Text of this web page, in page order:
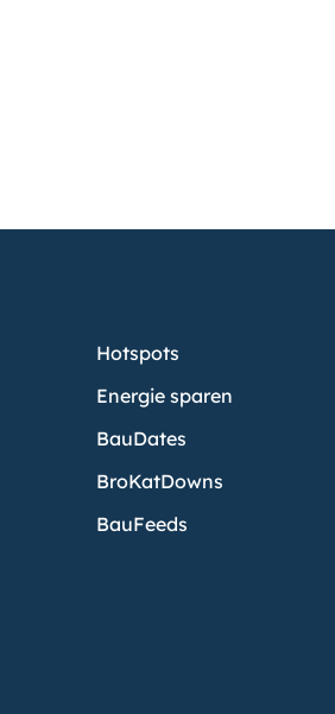
Hotspots
Energie sparen
BauDates
BroKatDowns
BauFeeds